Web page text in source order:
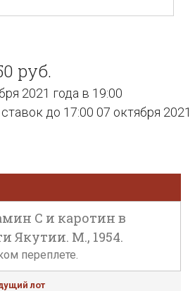
руб.
2021 года в 19:00
до 17:00 07 октября 2021
С и каротин в
Якутии. М., 1954.
переплете.
лот